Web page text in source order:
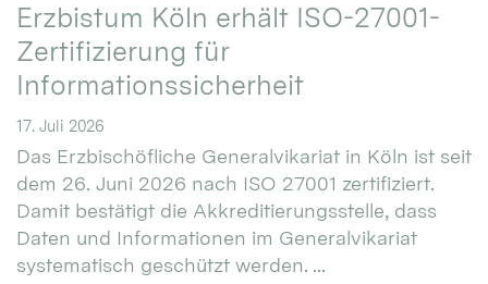
Erzbistum Köln erhält ISO-27001-
Zertifizierung für
Informationssicherheit
17. Juli 2026
Das Erzbischöfliche Generalvikariat in Köln ist seit
dem 26. Juni 2026 nach ISO 27001 zertifiziert.
Damit bestätigt die Akkreditierungsstelle, dass
Daten und Informationen im Generalvikariat
systematisch geschützt werden. ...